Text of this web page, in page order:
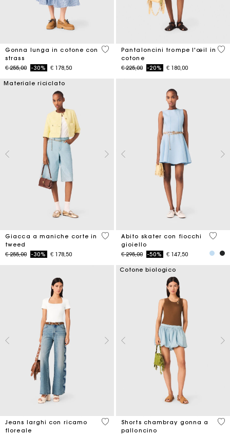
Gonna lunga in cotone con
strass
Price reduced from
€ 255,00to-30% € 178,50
4,5 out of 5 Customer Rating
Pantaloncini trompe l'œil in
cotone
Price reduced from
€ 225,00to-20% € 180,00
5
Materiale riciclato
Giacca a maniche corte in
tweed
Price reduced from
€ 255,00to-30% € 178,50
5 out of 5 Customer Rating
Abito skater con fiocchi
gioiello
Price reduced from
€ 295,00to-50% € 147,50
5 out
Jeans larghi con ricamo
floreale
3,5 out of 5 Customer Rating
Cotone biologico
Shorts chambray gonna a
palloncino
5